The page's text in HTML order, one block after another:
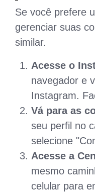
Se você prefere
gerenciar suas
similar.
Acesse o
navegador e
Instagram.
Vá para as
seu perfil no
selecione
Acesse a
mesmo
celular para